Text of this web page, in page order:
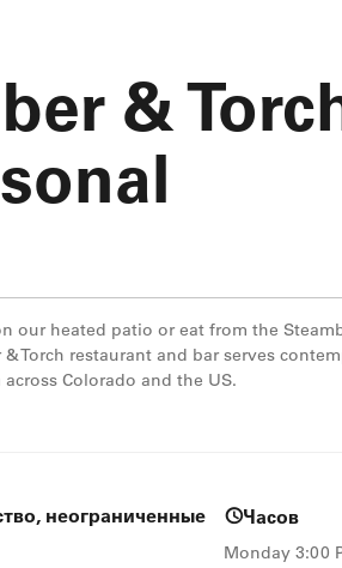
&
our heated patio or eat from the
Torch restaurant and bar serves
Colorado and the US.
неограниченные
Часов
Monday 3:00